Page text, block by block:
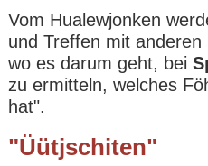
Vom Hualewjonken
und Treffen mit
wo es darum geht, bei
zu ermitteln, welches
hat".
"Üütjschiten"